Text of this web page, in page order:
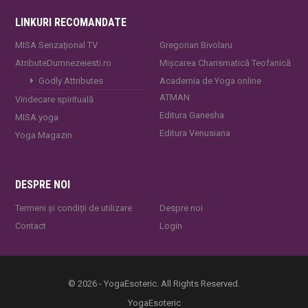
LINKURI RECOMANDATE
MISA Senzaţional TV
AtributeDumnezeiesti.ro
Godly Attributes
Vindecare spirituală
MISA.yoga
Yoga Magazin
Gregorian Bivolaru
Mișcarea Charismatică Teofanică
Academia de Yoga online
ATMAN
Editura Ganesha
Editura Venusiana
DESPRE NOI
Termeni și condiții de utilizare
Contact
Despre noi
Login
© 2026 - YogaEsoteric. All Rights Reserved.
YogaEsoteric